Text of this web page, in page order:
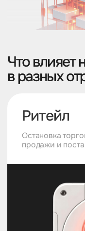
Что влияет
в разных
Ритейл
Остановка
продажи и